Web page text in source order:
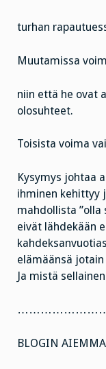
turhan
Muutamissa
niin että he ovat
olosuhteet.
Toisista voima
Kysymys johtaa
ihminen kehittyy
mahdollista ”olla
eivät lähdekään
elämäänsä
Ja mistä
BLOGIN